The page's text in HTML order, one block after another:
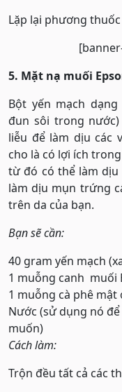
Lặp lại phương
5. Mặt nạ muối
Bột yến mạch
đun sôi trong
liễu để làm dịu các
cho là có lợi ích
từ đó có thể làm
làm dịu mụn trứng
trên da của bạn.
Bạn sẽ cần:
40 gram yến mạch
1 muỗng canh muối
1 muỗng cà phê mật
Nước (sử dụng nó
muốn)
Cách làm:
Trộn đều tất cả các